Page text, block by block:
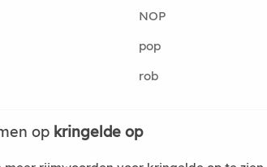
NOP
pop
rob
op kringelde op